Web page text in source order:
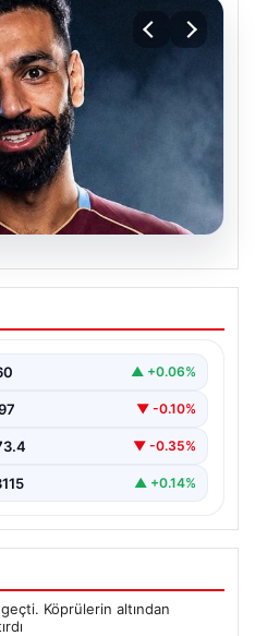
detayları
▲ +0.06%
▼ -0.10%
▼ -0.35%
▲ +0.14%
Köprülerin altından